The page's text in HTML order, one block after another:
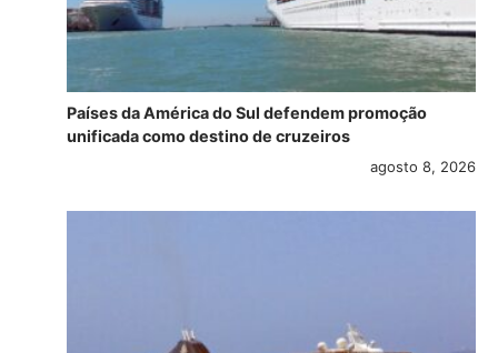
Países da América do Sul defendem promoção
unificada como destino de cruzeiros
agosto 8, 2026